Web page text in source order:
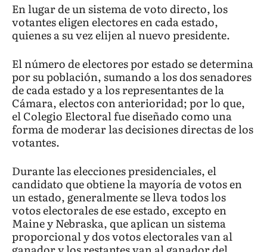
En lugar de un sistema de voto directo, los
votantes eligen electores en cada estado,
quienes a su vez elijen al nuevo presidente.
El número de electores por estado se determina
por su población, sumando a los dos senadores
de cada estado y a los representantes de la
Cámara, electos con anterioridad; por lo que,
el Colegio Electoral fue diseñado como una
forma de moderar las decisiones directas de los
votantes.
Durante las elecciones presidenciales, el
candidato que obtiene la mayoría de votos en
un estado, generalmente se lleva todos los
votos electorales de ese estado, excepto en
Maine y Nebraska, que aplican un sistema
proporcional y dos votos electorales van al